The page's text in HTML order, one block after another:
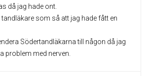
då jag hade ont.
tandläkare som så att jag hade fått en
Södertandläkarna till någon då jag
problem med nerven.